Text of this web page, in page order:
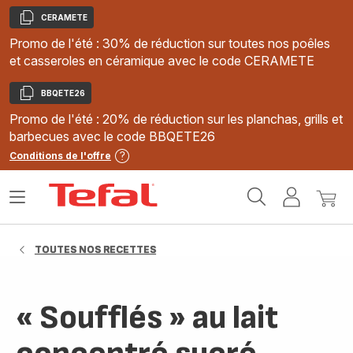
Copier
CERAMETE
Promo de l'été : 30% de réduction sur toutes nos poêles
et casseroles en céramique avec le code CERAMETE
Copier
BBQETE26
Promo de l'été : 20% de réduction sur les planchas, grills et
barbecues avec le code BBQETE26
Conditions de l'offre
MonMon
Ouvrir
TOUTES NOS RECETTES
« Soufflés » au lait